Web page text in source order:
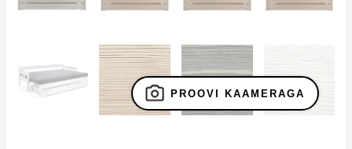
PROOVI KAAMERAGA